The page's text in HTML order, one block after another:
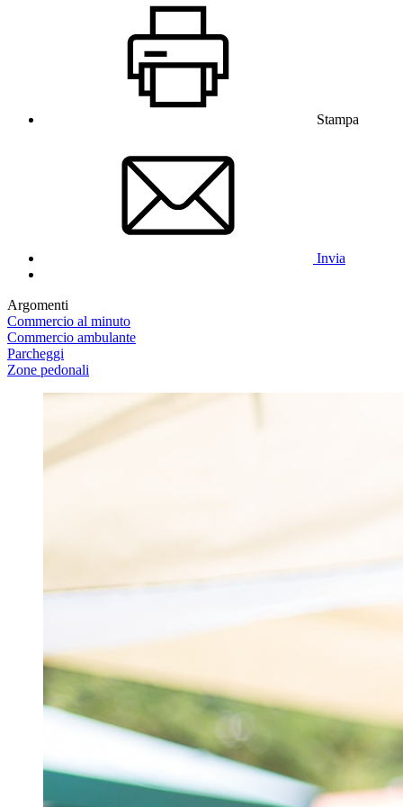
Stampa
Invia
Argomenti
Commercio al minuto
Commercio ambulante
Parcheggi
Zone pedonali